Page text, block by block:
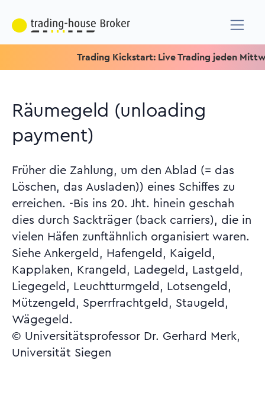
Trading Kickstart: Live Trading jeden Mittwoch
Räumegeld (unloading
payment)
Früher die Zahlung, um den Ablad (= das
Löschen, das Ausladen)) eines Schiffes zu
erreichen. -Bis ins 20. Jht. hinein geschah
dies durch Sackträger (back carriers), die in
vielen Häfen zunftähnlich organisiert waren.
Siehe Ankergeld, Hafengeld, Kaigeld,
Kapplaken, Krangeld, Ladegeld, Lastgeld,
Liegegeld, Leuchtturmgeld, Lotsengeld,
Mützengeld, Sperrfrachtgeld, Staugeld,
Wägegeld.
© Universitätsprofessor Dr. Gerhard Merk,
Universität Siegen